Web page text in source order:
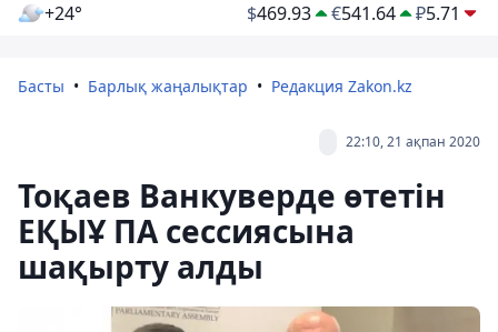
+24° $469.93 €541.64 ₽5.71
Басты Барлық жаңалықтар Редакция Zakon.kz
22:10, 21 ақпан 2020
Тоқаев Ванкуверде өтетін
ЕҚЫҰ ПА сессиясына
шақырту алды